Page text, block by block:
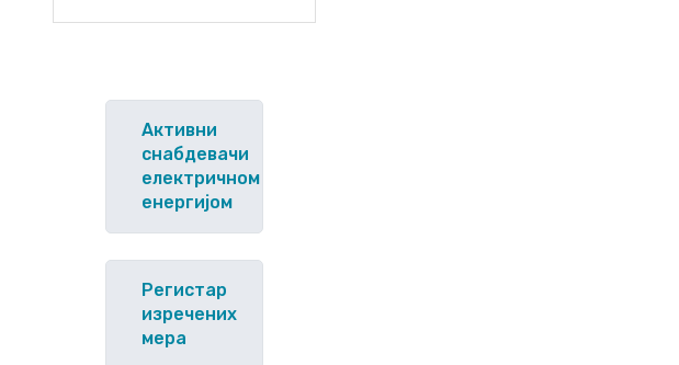
Активни
снабдевачи
електричном
енергијом
Регистар
изречених
мера